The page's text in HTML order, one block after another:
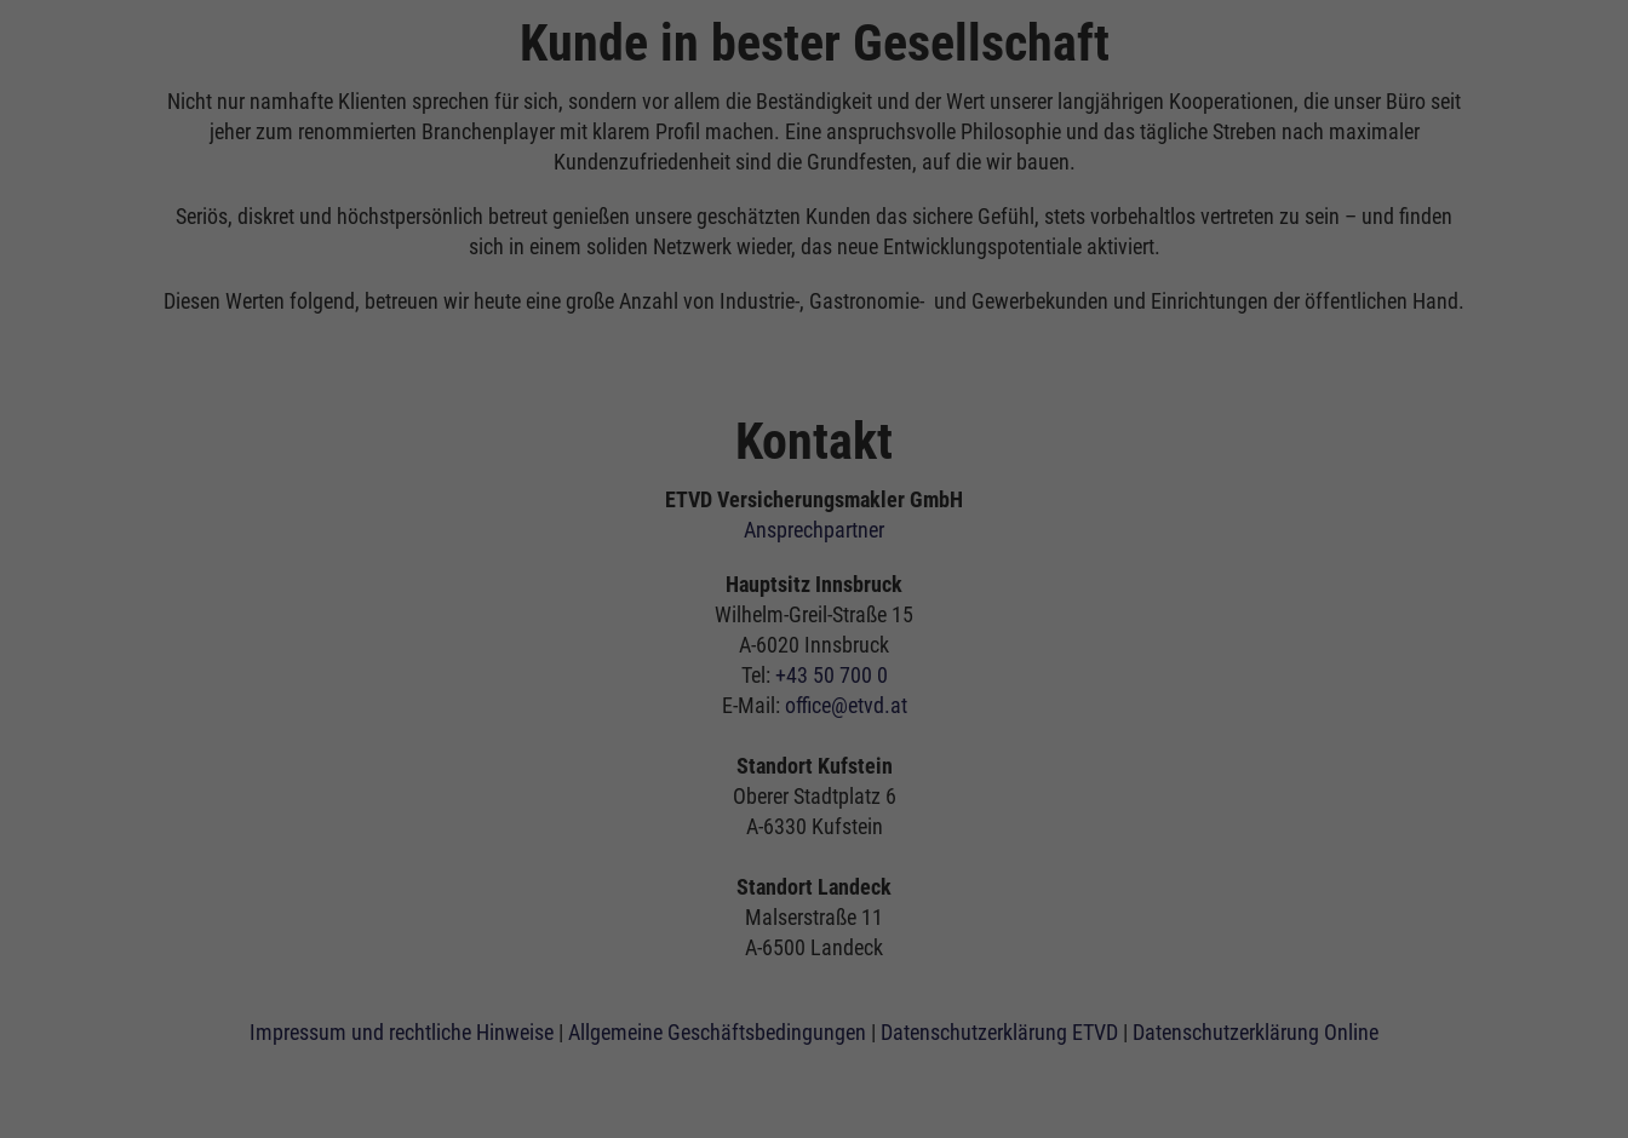
Kunde in bester Gesellschaft
Nicht nur namhafte Klienten sprechen für sich, sondern vor allem die Beständigkeit und der Wert unserer langjährigen Kooperationen, die unser Büro seit
jeher zum renommierten Branchenplayer mit klarem Profil machen. Eine anspruchsvolle Philosophie und das tägliche Streben nach maximaler
Kundenzufriedenheit sind die Grundfesten, auf die wir bauen.
Seriös, diskret und höchstpersönlich betreut genießen unsere geschätzten Kunden das sichere Gefühl, stets vorbehaltlos vertreten zu sein – und finden
sich in einem soliden Netzwerk wieder, das neue Entwicklungspotentiale aktiviert.
Diesen Werten folgend, betreuen wir heute eine große Anzahl von Industrie-, Gastronomie- und Gewerbekunden und Einrichtungen der öffentlichen Hand.
Kontakt
ETVD Versicherungsmakler GmbH
Ansprechpartner
Hauptsitz Innsbruck
Wilhelm-Greil-Straße 15
A-6020 Innsbruck
Tel: +43 50 700 0
E-Mail: office@etvd.at
Standort Kufstein
Oberer Stadtplatz 6
A-6330 Kufstein
Standort Landeck
Malserstraße 11
A-6500 Landeck
Impressum und rechtliche Hinweise | Allgemeine Geschäftsbedingungen | Datenschutzerklärung ETVD | Datenschutzerklärung Online